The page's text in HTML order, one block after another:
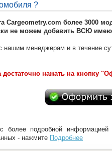
?
Cargeometry.com более 3000
не можем добавить ВСЮ
нашим менеджерам и в течение
нажать на кнопку
более подробной
- нажмите Подробнее